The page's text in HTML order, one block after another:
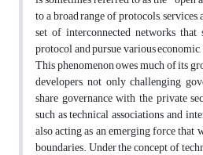
to a broad range of protocols,
set of interconnected networks
protocol and pursue various
This phenomenon owes much of its
developers, not only challenging
share governance with the private
such as technical associations and
also acting as an emerging force
boundaries. Under the concept of